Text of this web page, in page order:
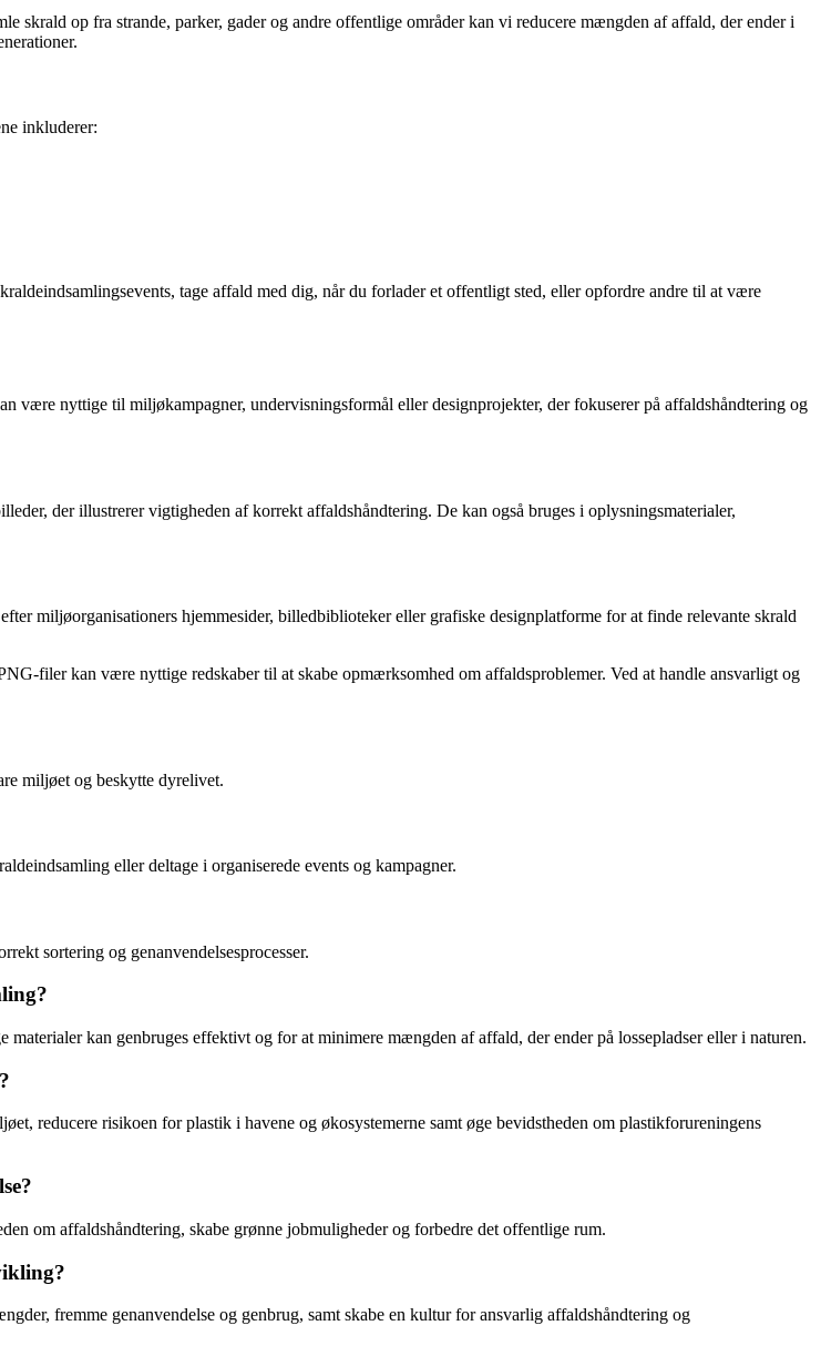
skrald op fra strande, parker, gader og andre offentlige områder kan vi reducere mængden af affald, der ender i
inkluderer:
tage affald med dig, når du forlader et offentligt sted, eller opfordre andre til at være
nyttige til miljøkampagner, undervisningsformål eller designprojekter, der fokuserer på affaldshåndtering og
der illustrerer vigtigheden af korrekt affaldshåndtering. De kan også bruges i oplysningsmaterialer,
miljøorganisationers hjemmesider, billedbiblioteker eller grafiske designplatforme for at finde relevante skrald
filer kan være nyttige redskaber til at skabe opmærksomhed om affaldsproblemer. Ved at handle ansvarligt og
miljøet og beskytte dyrelivet.
eller deltage i organiserede events og kampagner.
sortering og genanvendelsesprocesser.
kan genbruges effektivt og for at minimere mængden af affald, der ender på lossepladser eller i naturen.
reducere risikoen for plastik i havene og økosystemerne samt øge bevidstheden om plastikforureningens
om affaldshåndtering, skabe grønne jobmuligheder og forbedre det offentlige rum.
fremme genanvendelse og genbrug, samt skabe en kultur for ansvarlig affaldshåndtering og